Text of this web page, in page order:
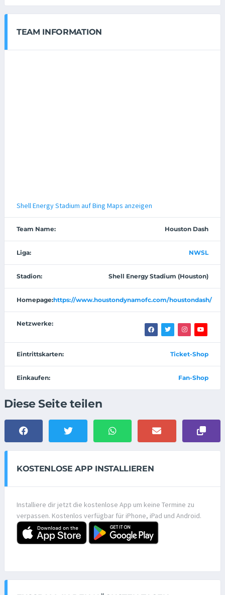
TEAM INFORMATION
Shell Energy Stadium auf Bing Maps anzeigen
Team Name: Houston Dash
Liga: NWSL
Stadion: Shell Energy Stadium (Houston)
Homepage:https://www.houstondynamofc.com/houstondash/
Netzwerke:
Eintrittskarten: Ticket-Shop
Einkaufen: Fan-Shop
Diese Seite teilen
KOSTENLOSE APP INSTALLIEREN
Installiere dir jetzt die kostenlose App um keine Termine zu
verpassen. Kostenlos verfügbar für iPhone, iPad und Android.